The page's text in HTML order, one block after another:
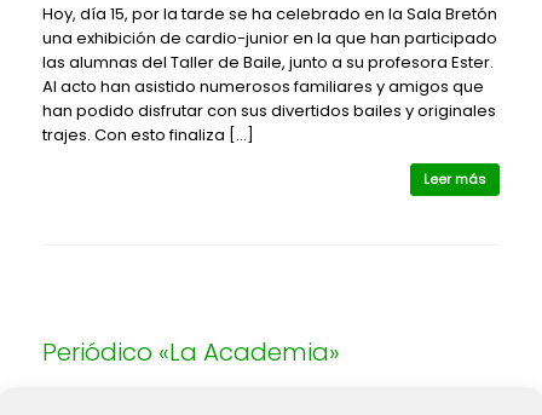
Hoy, día 15, por la tarde se ha celebrado en la Sala Bretón
una exhibición de cardio-junior en la que han participado
las alumnas del Taller de Baile, junto a su profesora Ester.
Al acto han asistido numerosos familiares y amigos que
han podido disfrutar con sus divertidos bailes y originales
trajes. Con esto finaliza […]
Leer más
Periódico «La Academia»